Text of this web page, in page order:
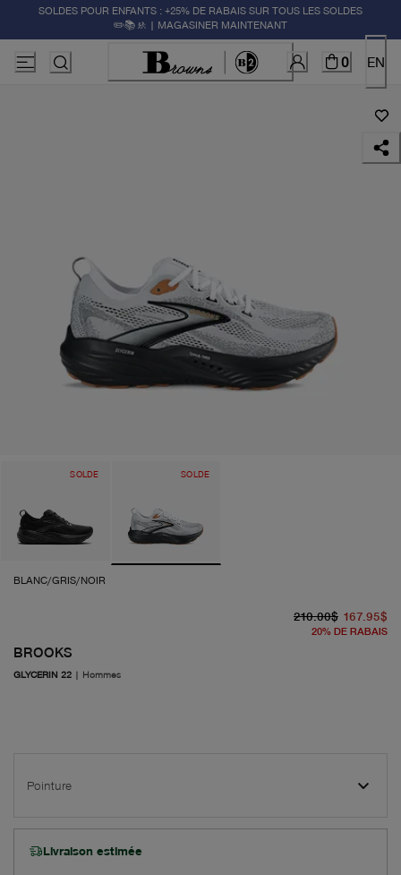
SOLDES POUR ENFANTS : +25% DE RABAIS SUR TOUS LES SOLDES
✏️📚🚸 | MAGASINER MAINTENANT
0 EN
SOLDE SOLDE
BLANC/GRIS/NOIR
BROOKS
GLYCERIN 22 | Hommes
210.00$ 167.95$
20% DE RABAIS
Pointure
Livraison estimée